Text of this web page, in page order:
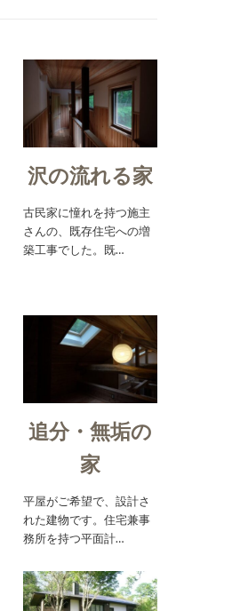
沢の流れる家
古民家に憧れを持つ施主
さんの、既存住宅への増
築工事でした。既…
追分・無垢の
家
平屋がご希望で、設計さ
れた建物です。住宅兼事
務所を持つ平面計…